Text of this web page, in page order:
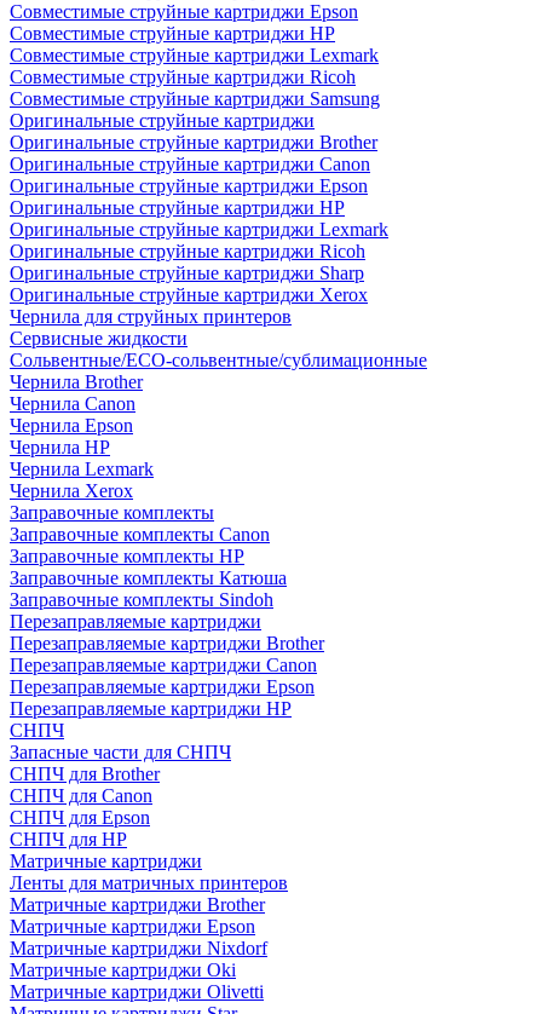
Совместимые струйные картриджи Epson
Совместимые струйные картриджи HP
Совместимые струйные картриджи Lexmark
Совместимые струйные картриджи Ricoh
Совместимые струйные картриджи Samsung
Оригинальные струйные картриджи
Оригинальные струйные картриджи Brother
Оригинальные струйные картриджи Canon
Оригинальные струйные картриджи Epson
Оригинальные струйные картриджи HP
Оригинальные струйные картриджи Lexmark
Оригинальные струйные картриджи Ricoh
Оригинальные струйные картриджи Sharp
Оригинальные струйные картриджи Xerox
Чернила для струйных принтеров
Сервисные жидкости
Сольвентные/ECO-сольвентные/сублимационные
Чернила Brother
Чернила Canon
Чернила Epson
Чернила HP
Чернила Lexmark
Чернила Xerox
Заправочные комплекты
Заправочные комплекты Canon
Заправочные комплекты HP
Заправочные комплекты Катюша
Заправочные комплекты Sindoh
Перезаправляемые картриджи
Перезаправляемые картриджи Brother
Перезаправляемые картриджи Canon
Перезаправляемые картриджи Epson
Перезаправляемые картриджи HP
СНПЧ
Запасные части для СНПЧ
СНПЧ для Brother
СНПЧ для Canon
СНПЧ для Epson
СНПЧ для HP
Матричные картриджи
Ленты для матричных принтеров
Матричные картриджи Brother
Матричные картриджи Epson
Матричные картриджи Nixdorf
Матричные картриджи Oki
Матричные картриджи Olivetti